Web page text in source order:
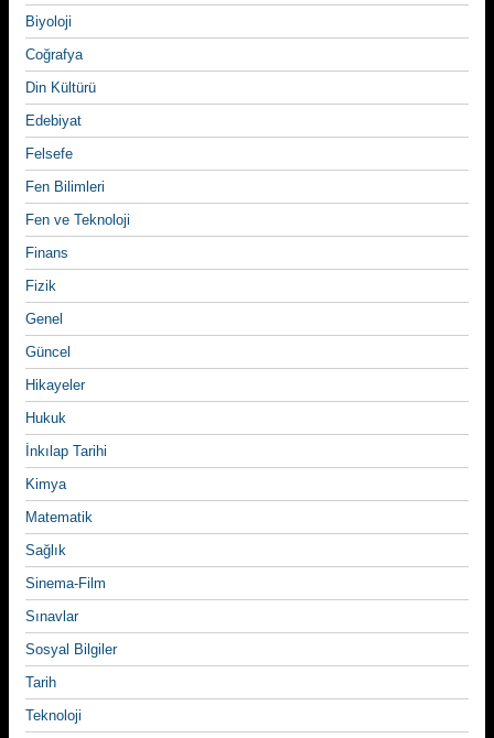
Biyoloji
Coğrafya
Din Kültürü
Edebiyat
Felsefe
Fen Bilimleri
Fen ve Teknoloji
Finans
Fizik
Genel
Güncel
Hikayeler
Hukuk
İnkılap Tarihi
Kimya
Matematik
Sağlık
Sinema-Film
Sınavlar
Sosyal Bilgiler
Tarih
Teknoloji